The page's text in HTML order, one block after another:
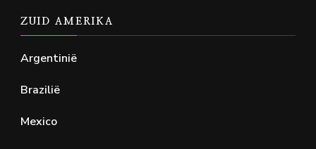
ZUID AMERIKA
Argentinië
Brazilië
Mexico